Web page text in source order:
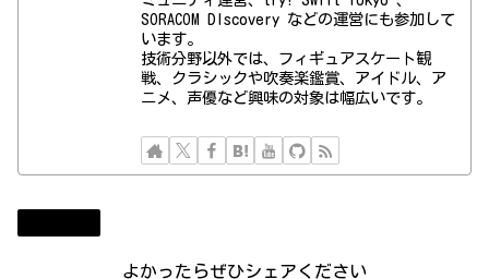
SORACOM DIscovery などの運営にも参加して
います。
技術分野以外では、フィギュアスケート観
戦、クラシックや吹奏楽鑑賞、アイドル、ア
ニメ、声優など興味の対象は幅広いです。
よかったらぜひシェアください